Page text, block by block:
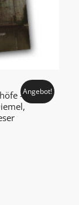
–Angebot!